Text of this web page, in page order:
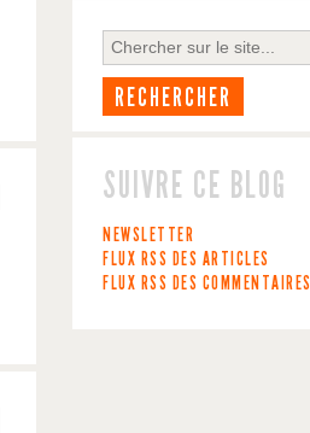
SUIVRE CE BLOG
NEWSLETTER
FLUX RSS DES ARTICLES
FLUX RSS DES COMMENTAIRES